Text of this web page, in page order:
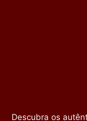
Descubra os